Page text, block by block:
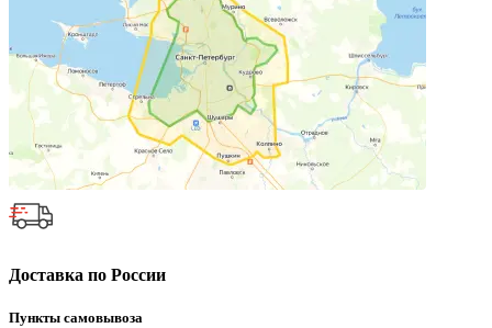
Доставка по России
Пункты самовывоза